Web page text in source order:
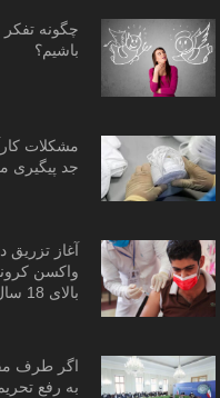
چگونه
باشیم؟
مشکلات
جد پیگیری
آغاز تزریق
واکسن
بالای 18 سال
اگر طرف
به رفع